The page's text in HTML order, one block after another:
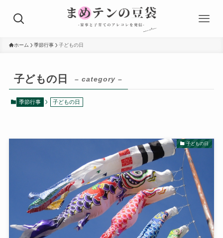
ホーム 季節行事 子どもの日
子どもの日 – category –
季節行事 子どもの日
子どもの日